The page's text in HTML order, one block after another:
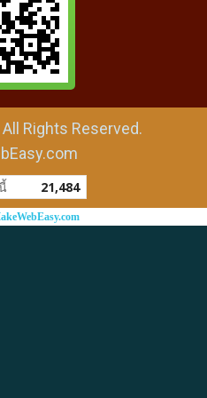
Rights Reserved.
21,484